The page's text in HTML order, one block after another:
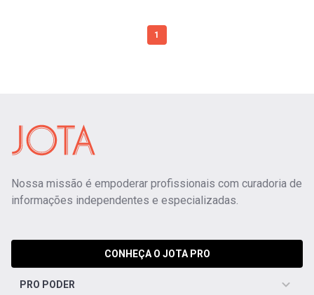
1
Nossa missão é empoderar profissionais com curadoria de
informações independentes e especializadas.
CONHEÇA O JOTA PRO
PRO PODER